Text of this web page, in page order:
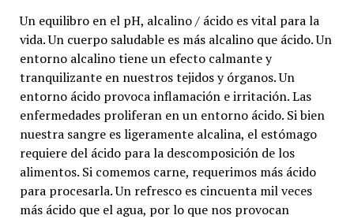
Un equilibro en el pH, alcalino / ácido es vital para la
vida. Un cuerpo saludable es más alcalino que ácido. Un
entorno alcalino tiene un efecto calmante y
tranquilizante en nuestros tejidos y órganos. Un
entorno ácido provoca inflamación e irritación. Las
enfermedades proliferan en un entorno ácido. Si bien
nuestra sangre es ligeramente alcalina, el estómago
requiere del ácido para la descomposición de los
alimentos. Si comemos carne, requerimos más ácido
para procesarla. Un refresco es cincuenta mil veces
más ácido que el agua, por lo que nos provocan